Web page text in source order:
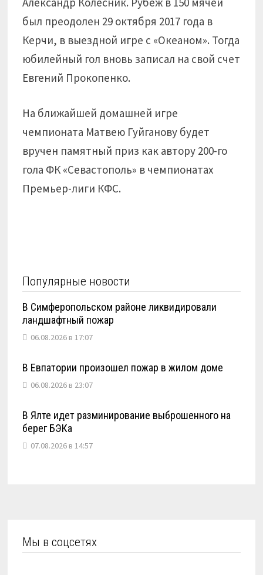
был преодолен 29 октября 2017 года в
Керчи, в выездной игре с «Океаном». Тогда
юбилейный гол вновь записал на свой счет
Евгений Прокопенко.
На ближайшей домашней игре
чемпионата Матвею Гуйганову будет
вручен памятный приз как автору 200-го
гола ФК «Севастополь» в чемпионатах
Премьер-лиги КФС.
Популярные новости
В Симферопольском районе ликвидировали
ландшафтный пожар
06.08.2026 в 17:07
В Евпатории произошел пожар в жилом доме
06.08.2026 в 23:07
В Ялте идет разминирование выброшенного на
берег БЭКа
07.08.2026 в 14:57
Мы в соцсетях